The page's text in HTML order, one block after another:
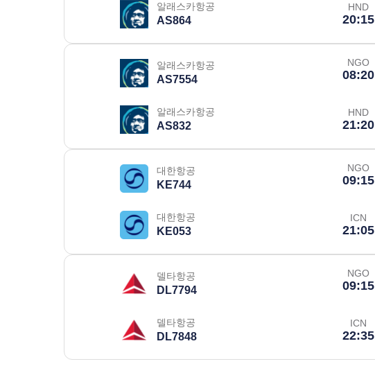
알래스카항공
AS864
HND
20:15
알래스카항공
AS7554
NGO
08:20
알래스카항공
AS832
HND
21:20
대한항공
KE744
NGO
09:15
대한항공
KE053
ICN
21:05
델타항공
DL7794
NGO
09:15
델타항공
DL7848
ICN
22:35